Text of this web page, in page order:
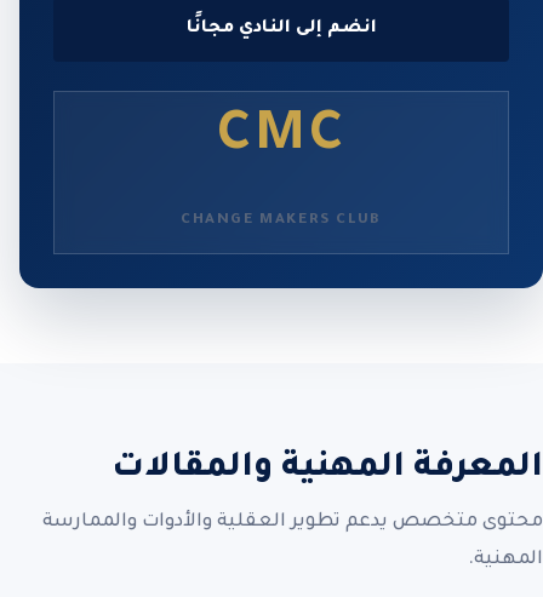
انضم إلى النادي مجانًا
CMC
CHANGE MAKERS CLUB
المعرفة المهنية والمقالات
محتوى متخصص يدعم تطوير العقلية والأدوات والممارسة
المهنية.